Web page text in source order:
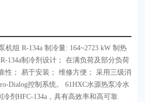
机组 R-134a 制冷量: 164~2723 kW 制热
134a制冷剂设计； 在满负荷及部分负荷
性； 易于安装； 维修方便； 采用三级消
Dialog控制系统。 61HXC水源热泵冷水
剂HFC-134a，具有高效率和高可靠